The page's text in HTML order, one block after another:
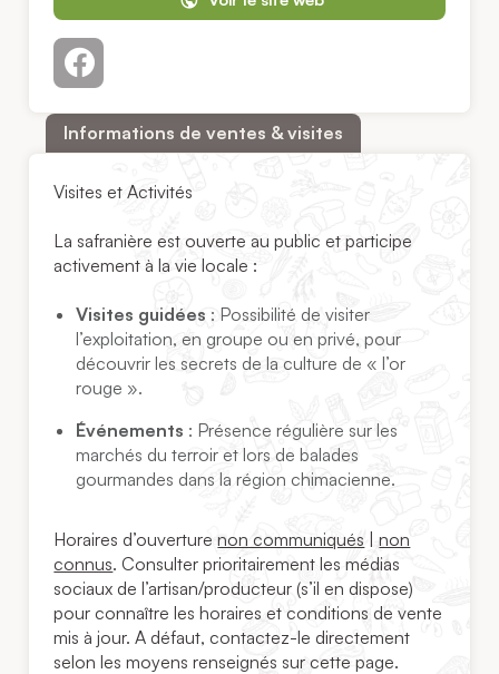
Informations de ventes & visites
Visites et Activités
La safranière est ouverte au public et participe
activement à la vie locale :
Visites guidées : Possibilité de visiter
l’exploitation, en groupe ou en privé, pour
découvrir les secrets de la culture de « l’or
rouge ».
Événements : Présence régulière sur les
marchés du terroir et lors de balades
gourmandes dans la région chimacienne.
Horaires d’ouverturenon communiqués |non
connus. Consulter prioritairement les médias
sociaux de l’artisan/producteur (s’il en dispose)
pour connaître les horaires et conditions de vente
mis à jour. A défaut, contactez-le directement
selon les moyens renseignés sur cette page.